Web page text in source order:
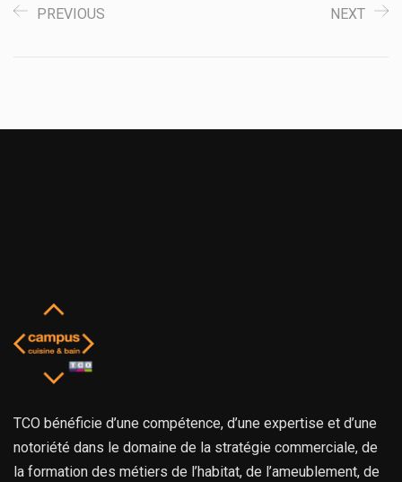
PREVIOUS NEXT
TCO bénéficie d’une compétence, d’une expertise et d’une
notoriété dans le domaine de la stratégie commerciale, de
la formation des métiers de l’habitat, de l’ameublement, de